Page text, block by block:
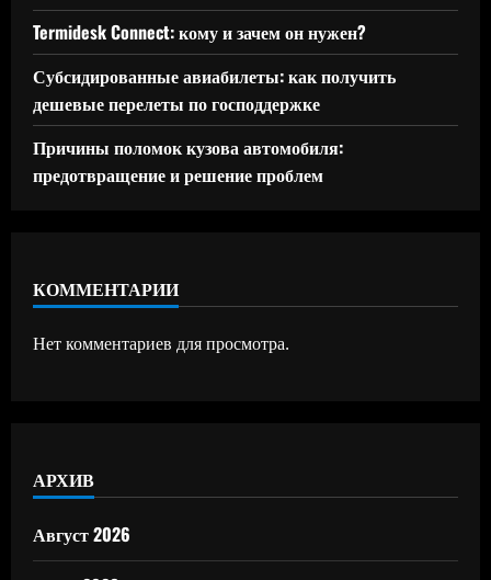
Termidesk Connect: кому и зачем он нужен?
Субсидированные авиабилеты: как получить
дешевые перелеты по господдержке
Причины поломок кузова автомобиля:
предотвращение и решение проблем
КОММЕНТАРИИ
Нет комментариев для просмотра.
АРХИВ
Август 2026